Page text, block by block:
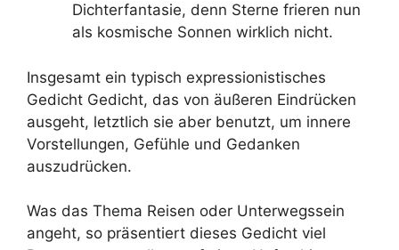
Dichterfantasie, denn Sterne frieren nun
als kosmische Sonnen wirklich nicht.
Insgesamt ein typisch expressionistisches
Gedicht Gedicht, das von äußeren Eindrücken
ausgeht, letztlich sie aber benutzt, um innere
Vorstellungen, Gefühle und Gedanken
auszudrücken.
Was das Thema Reisen oder Unterwegssein
angeht, so präsentiert dieses Gedicht viel